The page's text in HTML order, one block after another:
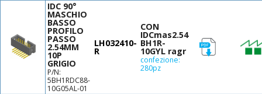
IDC 90°
MASCHIO
BASSO
PROFILO
PASSO
2.54MM
10P
GRIGIO
P/N:
5BH1RDC88-
10G05AL-01
LH032410-
R
CON
IDCmas2.54
BH1R-
10GYL ragr
confezione:
280pz